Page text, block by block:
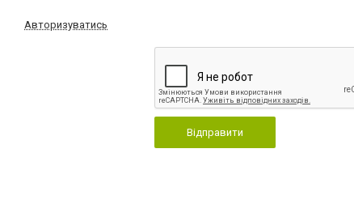
Авторизуватись
Відправити